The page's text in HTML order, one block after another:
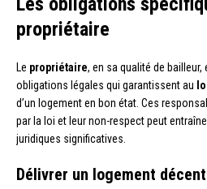
propriétaire
Le propriétaire, en sa qualité de
obligations légales qui garantissent au
d’un logement en bon état. Ces
par la loi et leur non-respect peut
juridiques significatives.
Délivrer un logement décent